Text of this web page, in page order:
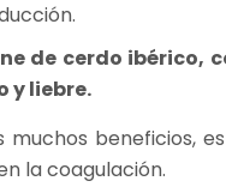
de cerdo ibérico,
y liebre.
beneficios,
la coagulación.